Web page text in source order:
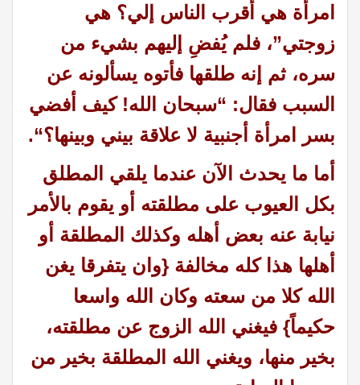
امرأة هي أقرب الناس إلي؟ هي
زوجتي”، فلم يُفضِ إليهم بشيء من
سره، ثم إنه طلقها فأتوه يسألونه عن
السبب فقال: “سبحان الله! كيف أفضي
بسر امرأة أجنبية لا علاقة بيني وبينها؟“.
أما ما يحدث الآن عندما يلقي المطلق
بكل العيوب على مطلقته أو يقوم بالأمر
نيابة عنه بعض أهله وكذلك المطلقة أو
أهلها هذا كله مخالفة {وان يتفرقا يغن
الله كلا من سعته وكان الله واسعا
حكيماً} فيغني الله الزوج عن مطلقته،
بخير منها، ويغني الله المطلقة بخير من